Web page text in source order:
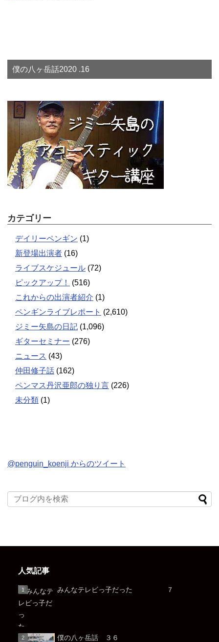
僕の八ヶ岳話2020 .16
カテゴリー
デイリーペンギン (1)
新登場出演者 (16)
ライブスケジュール (72)
ピックアップ！
(516)
これからの出演者紹介 (1)
ペンギンライブレポート (2,610)
ジミー矢島の日記 (1,096)
ギターセミナー (276)
ニュース (43)
仲田修子話 (162)
ペンマス丹沢亜郎の独り言 (226)
未分類 (1)
@penguin_koenji からのツイート
人気記事
みんなテレビっ子だった ７
僕の八ヶ岳話 ３６